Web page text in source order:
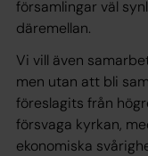
församlingar väl
däremellan.
Vi vill även
men utan att bli
föreslagits från
försvaga kyrkan,
ekonomiska